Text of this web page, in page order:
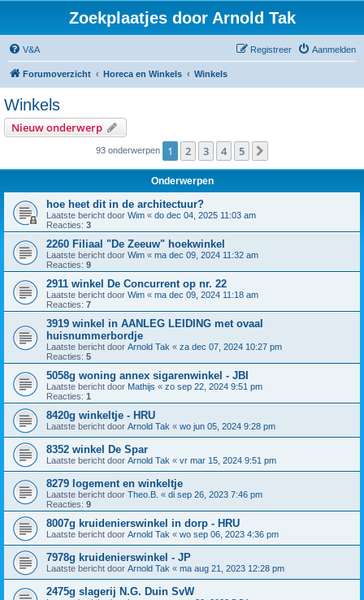
Zoekplaatjes door Arnold Tak
V&A Aanmelden
Registreer
Forumoverzicht Horeca en Winkels Winkels
Winkels
Nieuw onderwerp
93 onderwerpen 1 2 3 4 5
Onderwerpen
hoe heet dit in de architectuur?
Laatste bericht door Wim « do dec 04, 2025 11:03 am
Reacties: 3
2260 Filiaal "De Zeeuw" hoekwinkel
Laatste bericht door Wim « ma dec 09, 2024 11:32 am
Reacties: 9
2911 winkel De Concurrent op nr. 22
Laatste bericht door Wim « ma dec 09, 2024 11:18 am
Reacties: 7
3919 winkel in AANLEG LEIDING met ovaal
huisnummerbordje
Laatste bericht door Arnold Tak « za dec 07, 2024 10:27 pm
Reacties: 5
5058g woning annex sigarenwinkel - JBI
Laatste bericht door Mathijs « zo sep 22, 2024 9:51 pm
Reacties: 1
8420g winkeltje - HRU
Laatste bericht door Arnold Tak « wo jun 05, 2024 9:28 pm
8352 winkel De Spar
Laatste bericht door Arnold Tak « vr mar 15, 2024 9:51 pm
8279 logement en winkeltje
Laatste bericht door Theo.B. « di sep 26, 2023 7:46 pm
Reacties: 9
8007g kruidenierswinkel in dorp - HRU
Laatste bericht door Arnold Tak « wo sep 06, 2023 4:36 pm
7978g kruidenierswinkel - JP
Laatste bericht door Arnold Tak « ma aug 21, 2023 12:28 pm
2475g slagerij N.G. Duin SvW